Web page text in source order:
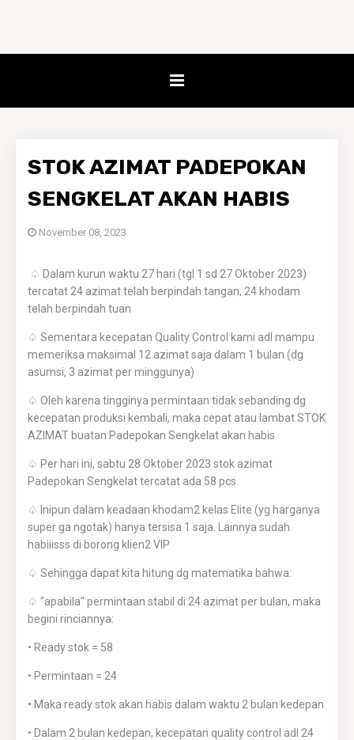
STOK AZIMAT PADEPOKAN
SENGKELAT AKAN HABIS
November 08, 2023
♤ Dalam kurun waktu 27 hari (tgl 1 sd 27 Oktober 2023)
tercatat 24 azimat telah berpindah tangan, 24 khodam
telah berpindah tuan
♤ Sementara kecepatan Quality Control kami adl mampu
memeriksa maksimal 12 azimat saja dalam 1 bulan (dg
asumsi, 3 azimat per minggunya)
♤ Oleh karena tingginya permintaan tidak sebanding dg
kecepatan produksi kembali, maka cepat atau lambat STOK
AZIMAT buatan Padepokan Sengkelat akan habis
♤ Per hari ini, sabtu 28 Oktober 2023 stok azimat
Padepokan Sengkelat tercatat ada 58 pcs
♤ Inipun dalam keadaan khodam2 kelas Elite (yg harganya
super ga ngotak) hanya tersisa 1 saja. Lainnya sudah
habiiisss di borong klien2 VIP
♤ Sehingga dapat kita hitung dg matematika bahwa:
♤ "apabila" permintaan stabil di 24 azimat per bulan, maka
begini rinciannya:
• Ready stok = 58
• Permintaan = 24
• Maka ready stok akan habis dalam waktu 2 bulan kedepan
• Dalam 2 bulan kedepan, kecepatan quality control adl 24